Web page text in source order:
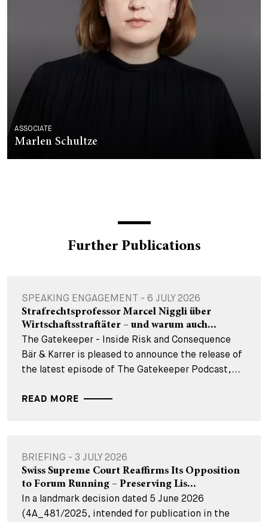
ASSOCIATE
Marlen Schultze
Further Publications
SPEAKING ENGAGEMENT - 6 JULY 2026
Strafrechtsprofessor Marcel Niggli über
Wirtschaftsstraftäter – und warum auch...
The Gatekeeper - Inside Risk and Consequence
Bär & Karrer is pleased to announce the release of
the latest episode of The Gatekeeper Podcast,...
READ MORE
BRIEFING - 3 JULY 2026
Swiss Supreme Court Reaffirms Its Opposition
to Forum Running – Preserving Lis...
In a landmark decision dated 5 June 2026
(4A_481/2025, intended for publication in the